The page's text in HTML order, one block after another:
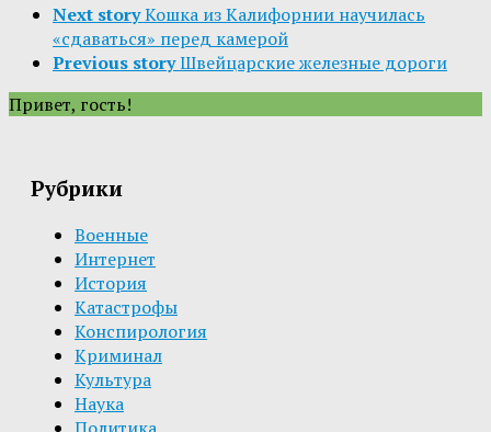
Next storyКошка из Калифорнии научилась
«сдаваться» перед камерой
Previous story Швейцарские железные дороги
Привет, гость!
Рубрики
Военные
Интернет
История
Катастрофы
Конспирология
Криминал
Культура
Наука